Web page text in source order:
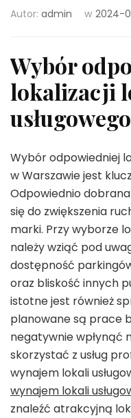
Autor: admin w 2024-
Wybór
lokalizacji
Wybór odpowiedniej
w Warszawie jest
Odpowiednio
się do zwiększenia
marki. Przy wyborze
należy wziąć pod
dostępność
oraz bliskość innych
istotne jest również
planowane są prace
negatywnie wpłynąć
skorzystać z usług
wynajem lokali
wynajem lokali
znaleźć atrakcyjną